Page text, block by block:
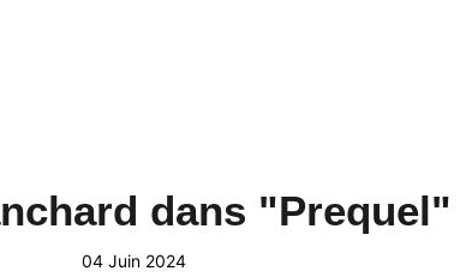
dans "Prequel"
04 Juin 2024